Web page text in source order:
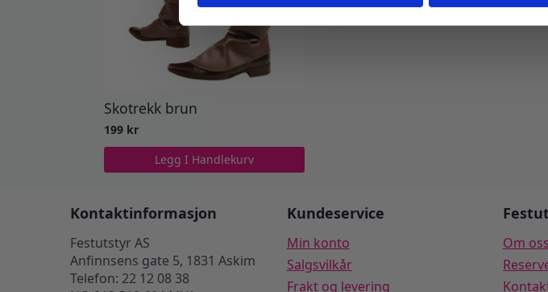
Skotrekk brun
199 kr
Legg I Handlekurv
Kontaktinformasjon
Festutstyr AS
Anfinnsens gate 5, 1831 Askim
Telefon: 22 12 08 38
Kundeservice
Min konto
Salgsvilkår
Frakt og levering
Om oss